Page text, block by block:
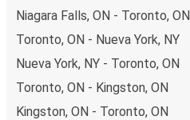
Niagara Falls, ON - Toronto, ON
Toronto, ON - Nueva York, NY
Nueva York, NY - Toronto, ON
Toronto, ON - Kingston, ON
Kingston, ON - Toronto, ON